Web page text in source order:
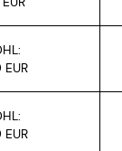
EUR
EUR